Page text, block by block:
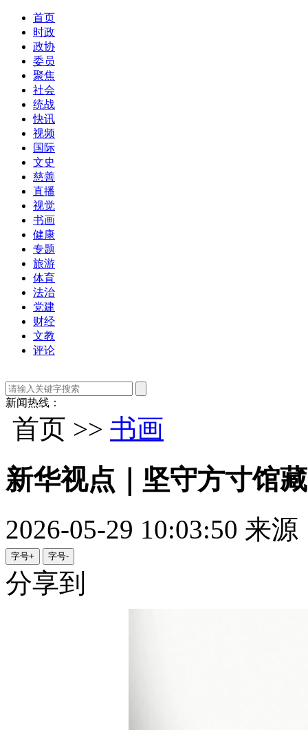
首页
时政
政协
委员
聚焦
社会
统战
快讯
视频
国际
文史
慈善
直播
视觉
书画
健康
专题
旅游
体育
法治
党建
财经
文教
评论
新闻热线：
首页 >> 书画
新华视点｜坚守方寸馆
2026-05-29 10:03:50 来源
字号+ 字号-
分享到